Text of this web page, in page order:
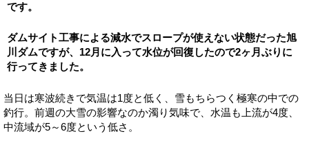
です。
ダムサイト工事による減水でスロープが使えない状態だった旭
川ダムですが、12月に入って水位が回復したので2ヶ月ぶりに
行ってきました。
当日は寒波続きで気温は1度と低く、雪もちらつく極寒の中での
釣行。前週の大雪の影響なのか濁り気味で、水温も上流が4度、
中流域が5～6度という低さ。